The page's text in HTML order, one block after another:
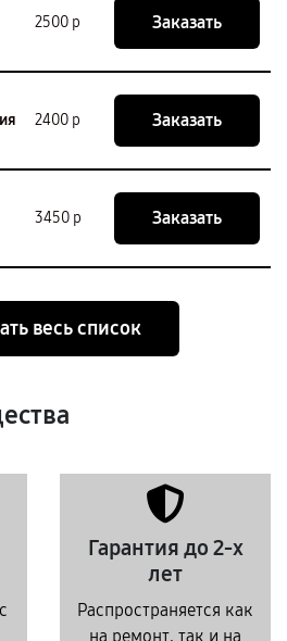
2500 р Заказать
2400 р Заказать
3450 р Заказать
весь список
Гарантия до 2-х
лет
Распространяется как
на ремонт, так и на